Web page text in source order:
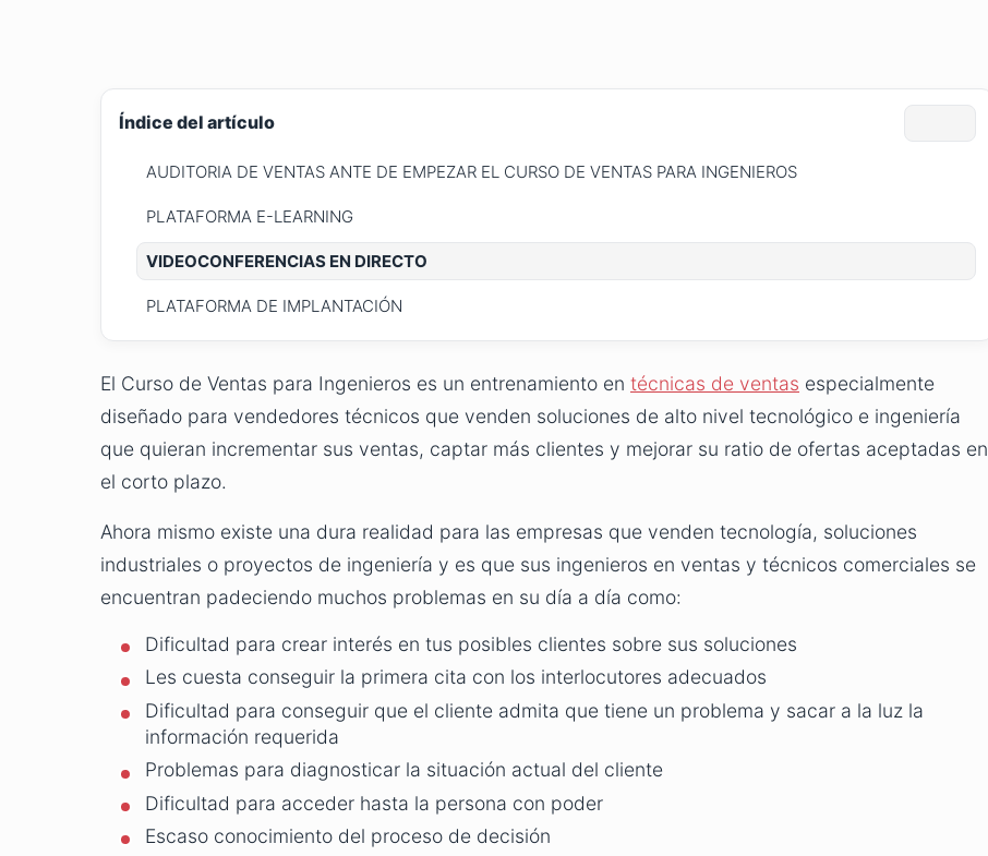
Índice del artículo
AUDITORIA DE VENTAS ANTE DE EMPEZAR EL CURSO DE VENTAS PARA INGENIEROS
PLATAFORMA E-LEARNING
VIDEOCONFERENCIAS EN DIRECTO
PLATAFORMA DE IMPLANTACIÓN
El Curso de Ventas para Ingenieros es un entrenamiento en técnicas de ventas especialmente
diseñado para vendedores técnicos que venden soluciones de alto nivel tecnológico e ingeniería
que quieran incrementar sus ventas, captar más clientes y mejorar su ratio de ofertas aceptadas en
el corto plazo.
Ahora mismo existe una dura realidad para las empresas que venden tecnología, soluciones
industriales o proyectos de ingeniería y es que sus ingenieros en ventas y técnicos comerciales se
encuentran padeciendo muchos problemas en su día a día como:
Dificultad para crear interés en tus posibles clientes sobre sus soluciones
Les cuesta conseguir la primera cita con los interlocutores adecuados
Dificultad para conseguir que el cliente admita que tiene un problema y sacar a la luz la
información requerida
Problemas para diagnosticar la situación actual del cliente
Dificultad para acceder hasta la persona con poder
Escaso conocimiento del proceso de decisión